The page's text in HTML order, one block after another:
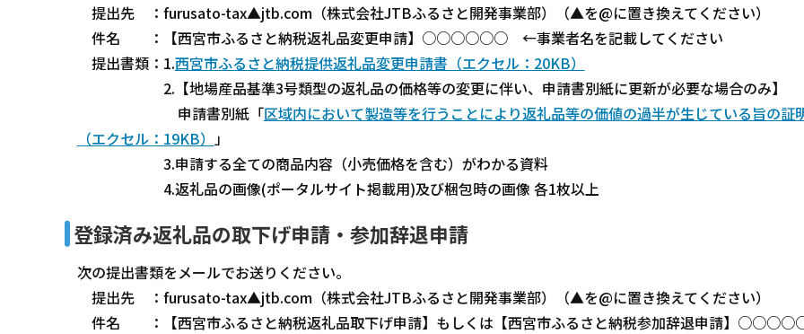
提出先 ：furusato-tax▲jtb.com（株式会社JTBふるさと開発事業部）（▲を@に置き換えてください）
件名 ：【西宮市ふるさと納税返礼品変更申請】○○○○○○ ←事業者名を記載してください
提出書類：1.西宮市ふるさと納税提供返礼品変更申請書（エクセル：20KB）
2.【地場産品基準3号類型の返礼品の価格等の変更に伴い、申請書別紙に更新が必要な場合のみ】
申請書別紙「区域内において製造等を行うことにより返礼品等の価値の過半が生じている旨の証
（エクセル：19KB）
」
3.申請する全ての商品内容（小売価格を含む）がわかる資料
4.返礼品の画像(ポータルサイト掲載用)及び梱包時の画像 各1枚以上
登録済み返礼品の取下げ申請・参加辞退申請
次の提出書類をメールでお送りください。
提出先 ：furusato-tax▲jtb.com（株式会社JTBふるさと開発事業部）（▲を@に置き換えてください）
件名 ：【西宮市ふるさと納税返礼品取下げ申請】もしくは【西宮市ふるさと納税参加辞退申請】